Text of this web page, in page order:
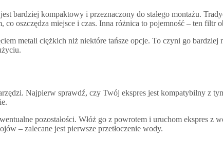
kompaktowy i przeznaczony do stałego montażu.
oszczędza miejsce i czas. Inna różnica to pojemność – ten filtr
metali ciężkich niż niektóre tańsze opcje. To czyni go
Najpierw sprawdź, czy Twój ekspres jest kompatybilny z
pozostałości. Włóż go z powrotem i uruchom ekspres z
– zalecane jest pierwsze przetłoczenie wody.